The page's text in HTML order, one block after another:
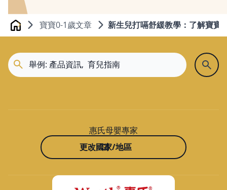
Home 寶寶0-1歲文章 新生兒打嗝舒緩教學：了解寶寶
惠氏母嬰專家
更改國家/地區